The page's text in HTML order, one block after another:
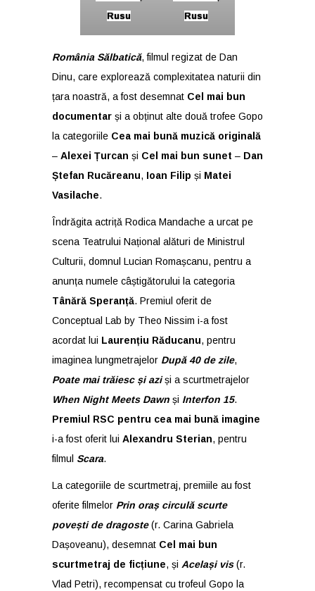
Rusu
Rusu
România Sălbatică, filmul regizat de Dan
Dinu, care explorează complexitatea naturii din
țara noastră, a fost desemnat Cel mai bun
documentar și a obținut alte două trofee Gopo
la categoriile Cea mai bună muzică originală
– Alexei Țurcan și Cel mai bun sunet – Dan
Ștefan Rucăreanu, Ioan Filip și Matei
Vasilache.
Îndrăgita actriță Rodica Mandache a urcat pe
scena Teatrului Național alături de Ministrul
Culturii, domnul Lucian Romașcanu, pentru a
anunța numele câștigătorului la categoria
Tânără Speranță. Premiul oferit de
Conceptual Lab by Theo Nissim i-a fost
acordat lui Laurențiu Răducanu, pentru
imaginea lungmetrajelor După 40 de zile,
Poate mai trăiesc și aziși a scurtmetrajelor
When Night Meets Dawn și Interfon 15.
Premiul RSC pentru cea mai bună imagine
i-a fost oferit lui Alexandru Sterian, pentru
filmul Scara.
La categoriile de scurtmetraj, premiile au fost
oferite filmelor Prin oraș circulă scurte
povești de dragoste(r. Carina Gabriela
Dașoveanu), desemnat Cel mai bun
scurtmetraj de ficțiune, și Același vis(r.
Vlad Petri), recompensat cu trofeul Gopo la